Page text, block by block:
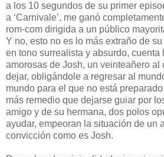
a los 10 segundos de su primer
a ‘Carnivale’, me ganó
rom-com dirigida a un público
Y no, esto no es lo más extraño de
en tono surrealista y absurdo, cuenta
amorosas de Josh, un veinteañero al
dejar, obligándole a regresar al
mundo para el que no está
más remedio que dejarse guiar por
amigo y de su hermana, dos polos
ayudar, empeoran la situación de un
convicción como es Josh.